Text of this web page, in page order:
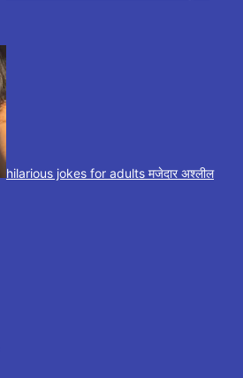
hilarious jokes for adults मजेदार अश्लील